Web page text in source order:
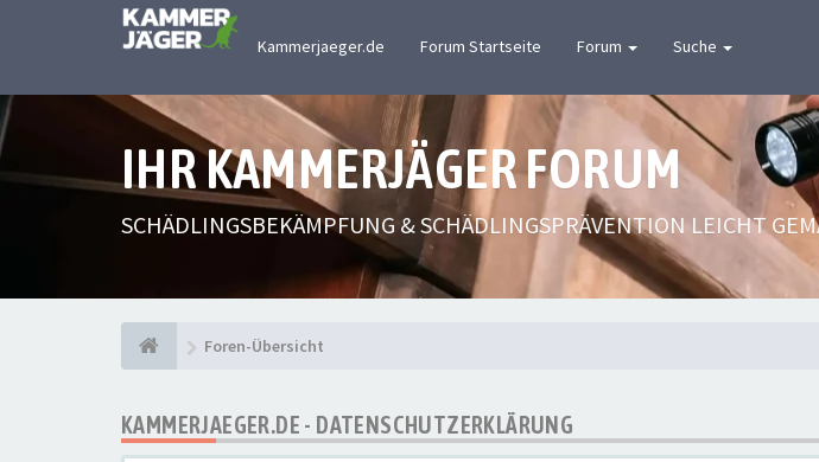
Kammerjaeger.de Forum Startseite Forum Suche
IHR KAMMERJÄGER FORUM
SCHÄDLINGSBEKÄMPFUNG & SCHÄDLINGSPRÄVENTION LEICHT
Foren-Übersicht
KAMMERJAEGER.DE - DATENSCHUTZERKLÄRUNG